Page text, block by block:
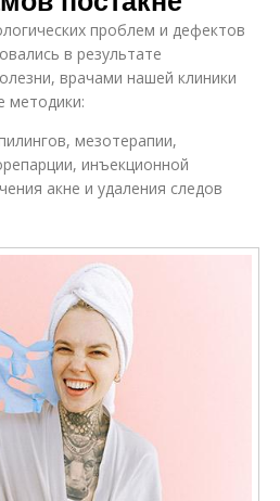
проблем и дефектов
в результате
врачами нашей клиники
методики:
мезотерапии,
инъекционной
акне и удаления следов